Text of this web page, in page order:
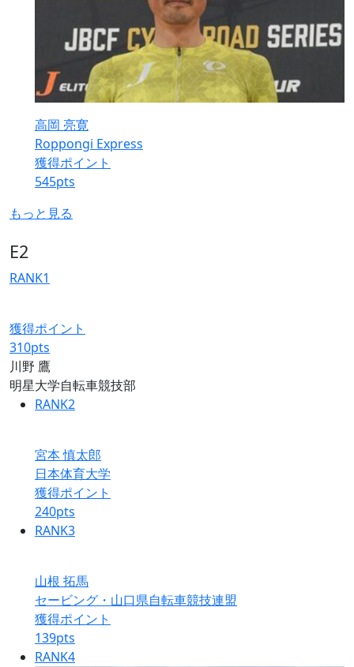
高岡 亮寛
Roppongi Express
獲得ポイント
545pts
もっと見る
E2
RANK1
獲得ポイント
310pts
川野 鷹
明星大学自転車競技部
RANK2
宮本 慎太郎
日本体育大学
獲得ポイント
240pts
RANK3
山根 拓馬
セービング・山口県自転車競技連盟
獲得ポイント
139pts
RANK4